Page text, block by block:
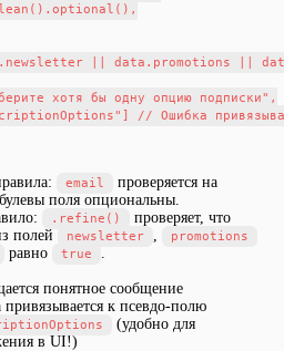
|| data.promotions ||
хотя бы одну опцию подписки",
// Ошибка
email
проверяется на
поля опциональны.
.refine()
проверяет, что
полей
newsletter promotions
равно true
понятное сообщение
к псевдо-полю
(удобно для
в UI!)